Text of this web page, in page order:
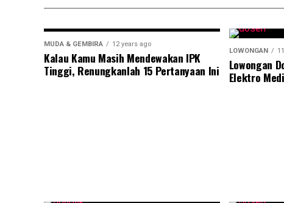
MUDA & GEMBIRA 12 years ago
Kalau Kamu Masih Mendewakan IPK
Tinggi, Renungkanlah 15 Pertanyaan Ini
LOWONGAN
Lowongan
Elektro